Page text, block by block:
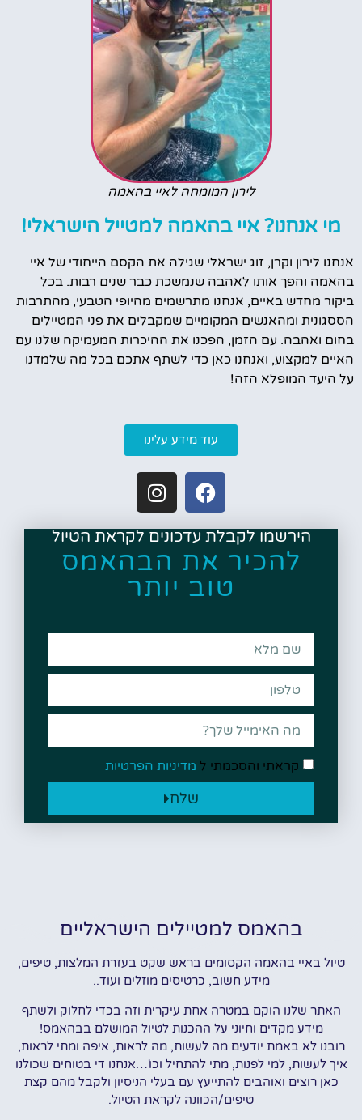
לירון המומחה לאיי בהאמה
מי אנחנו? איי בהאמה למטייל הישראלי!
אנחנו לירון וקרן, זוג ישראלי שגילה את הקסם הייחודי של איי
בהאמה והפך אותו לאהבה שנמשכת כבר שנים רבות. בכל
ביקור מחדש באיים, אנחנו מתרשמים מהיופי הטבעי, מהתרבות
הססגונית ומהאנשים המקומיים שמקבלים את פני המטיילים
בחום ואהבה. עם הזמן, הפכנו את ההיכרות המעמיקה שלנו עם
האיים למקצוע, ואנחנו כאן כדי לשתף אתכם בכל מה שלמדנו
על היעד המופלא הזה!
עוד מידע עלינו
הירשמו לקבלת עדכונים לקראת הטיול
להכיר את הבהאמס
טוב יותר
קראתי והסכמתי ל מדיניות הפרטיות
שלח
בהאמס למטיילים הישראליים
טיול באיי בהאמה הקסומים בראש שקט בעזרת המלצות, טיפים,
מידע חשוב, כרטיסים מוזלים ועוד..
האתר שלנו הוקם במטרה אחת עיקרית וזה בכדי לחלוק ולשתף
מידע מקדים וחיוני על ההכנות לטיול המושלם בבהאמס!
רובנו לא באמת יודעים מה לעשות, מה לראות, איפה ומתי לראות,
איך לעשות, למי לפנות, מתי להתחיל וכו'…אנחנו די בטוחים שכולנו
כאן רוצים ואוהבים להתייעץ עם בעלי הניסיון ולקבל מהם קצת
טיפים/הכוונה לקראת הטיול.